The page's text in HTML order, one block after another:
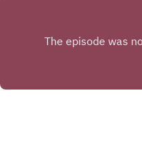
working